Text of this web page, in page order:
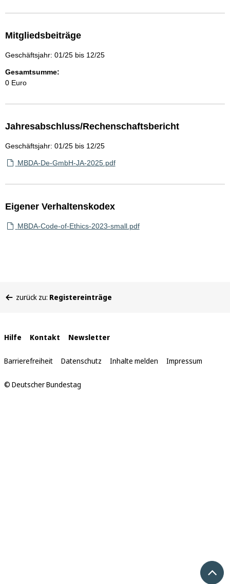
Mitgliedsbeiträge
Geschäftsjahr: 01/25 bis 12/25
Gesamtsumme:
0 Euro
Jahresabschluss/Rechenschaftsbericht
Geschäftsjahr: 01/25 bis 12/25
MBDA-De-GmbH-JA-2025.pdf
Eigener Verhaltenskodex
MBDA-Code-of-Ethics-2023-small.pdf
befinden
zurück zu: Registereinträge
Interne
Links
Hilfe Kontakt Newsletter
Barrierefreiheit Datenschutz Inhalte melden Impressum
© Deutscher Bundestag